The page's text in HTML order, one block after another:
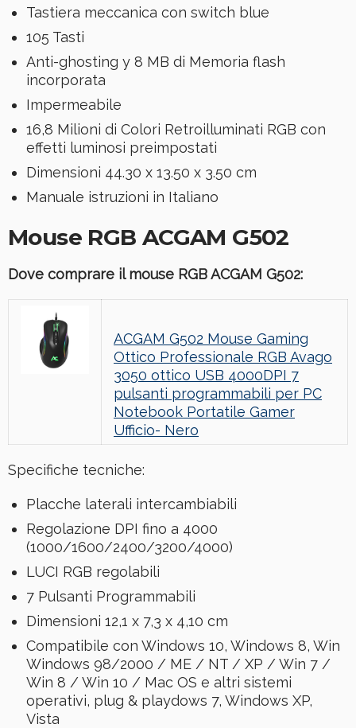
Tastiera meccanica con switch blue
105 Tasti
Anti-ghosting y 8 MB di Memoria flash
incorporata
Impermeabile
16,8 Milioni di Colori Retroilluminati RGB con
effetti luminosi preimpostati
Dimensioni 44.30 x 13.50 x 3.50 cm
Manuale istruzioni in Italiano
Mouse RGB ACGAM G502
Dove comprare il mouse RGB ACGAM G502:
ACGAM G502 Mouse Gaming
Ottico Professionale RGB Avago
3050 ottico USB 4000DPI 7
pulsanti programmabili per PC
Notebook Portatile Gamer
Ufficio- Nero
Specifiche tecniche:
Placche laterali intercambiabili
Regolazione DPI fino a 4000
(1000/1600/2400/3200/4000)
LUCI RGB regolabili
7 Pulsanti Programmabili
Dimensioni 12,1 x 7,3 x 4,10 cm
Compatibile con Windows 10, Windows 8, Win
Windows 98/2000 / ME / NT / XP / Win 7 /
Win 8 / Win 10 / Mac OS e altri sistemi
operativi, plug & playdows 7, Windows XP,
Vista